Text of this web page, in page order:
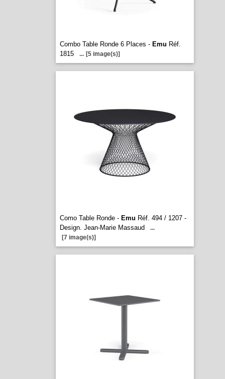
Combo Table Ronde 6 Places - Emu Réf.
1815
... [5 image(s)]
Como Table Ronde - Emu Réf. 494 / 1207 -
Design. Jean-Marie Massaud
...
[7 image(s)]